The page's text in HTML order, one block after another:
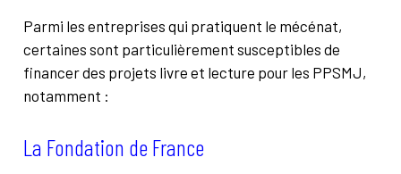
Parmi les entreprises qui pratiquent le mécénat,
certaines sont particulièrement susceptibles de
financer des projets livre et lecture pour les PPSMJ,
notamment :
La Fondation de France